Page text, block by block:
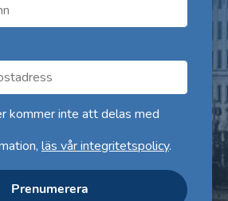
kommer inte att delas med
läs vår integritetspolicy.
Prenumerera